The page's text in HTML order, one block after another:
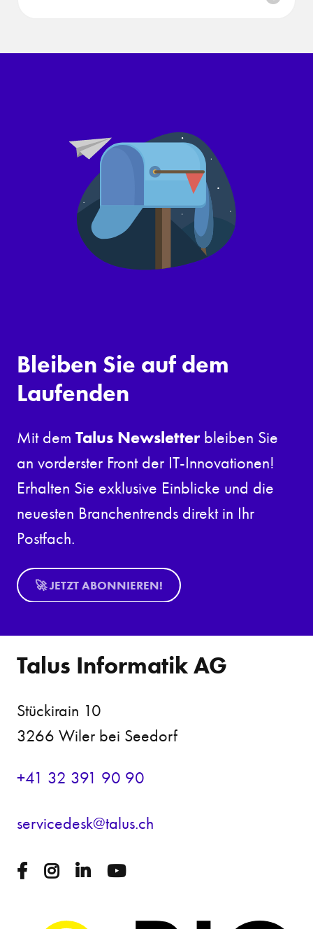
Bleiben Sie auf dem
Laufenden
Mit dem Talus Newsletter bleiben Sie
an vorderster Front der IT-Innovationen!
Erhalten Sie exklusive Einblicke und die
neuesten Branchentrends direkt in Ihr
Postfach.
🚀 JETZT ABONNIEREN!
Talus Informatik AG
Stückirain 10
3266 Wiler bei Seedorf
+41 32 391 90 90
s rv c d sk t l s ch